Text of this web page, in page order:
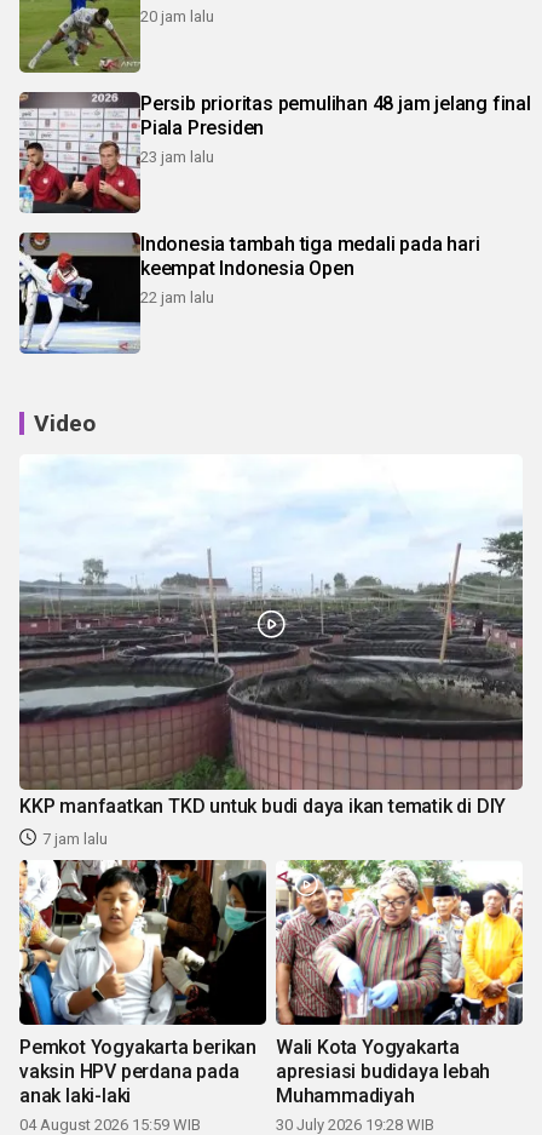
20 jam lalu
Persib prioritas pemulihan 48 jam jelang final
Piala Presiden
23 jam lalu
Indonesia tambah tiga medali pada hari
keempat Indonesia Open
22 jam lalu
Video
KKP manfaatkan TKD untuk budi daya ikan tematik di DIY
7 jam lalu
Pemkot Yogyakarta berikan
vaksin HPV perdana pada
anak laki-laki
04 August 2026 15:59 WIB
Wali Kota Yogyakarta
apresiasi budidaya lebah
Muhammadiyah
30 July 2026 19:28 WIB